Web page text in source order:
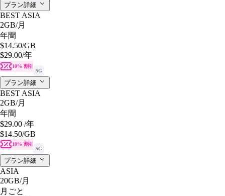
プラン詳細
BEST ASIA
2GB/月
年間
$14.50/GB
$29.00/年
10% 割引
5G
プラン詳細
BEST ASIA
2GB/月
年間
$29.00 /年
$14.50/GB
10% 割引
5G
プラン詳細
ASIA
20GB/月
月ごと